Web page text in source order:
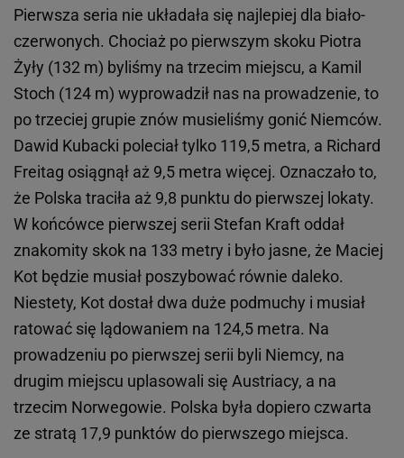
Pierwsza seria nie układała się najlepiej dla biało-
czerwonych. Chociaż po pierwszym skoku Piotra
Żyły (132 m) byliśmy na trzecim miejscu, a Kamil
Stoch (124 m) wyprowadził nas na prowadzenie, to
po trzeciej grupie znów musieliśmy gonić Niemców.
Dawid Kubacki poleciał tylko 119,5 metra, a Richard
Freitag osiągnął aż 9,5 metra więcej. Oznaczało to,
że Polska traciła aż 9,8 punktu do pierwszej lokaty.
W końcówce pierwszej serii Stefan Kraft oddał
znakomity skok na 133 metry i było jasne, że Maciej
Kot będzie musiał poszybować równie daleko.
Niestety, Kot dostał dwa duże podmuchy i musiał
ratować się lądowaniem na 124,5 metra. Na
prowadzeniu po pierwszej serii byli Niemcy, na
drugim miejscu uplasowali się Austriacy, a na
trzecim Norwegowie. Polska była dopiero czwarta
ze stratą 17,9 punktów do pierwszego miejsca.